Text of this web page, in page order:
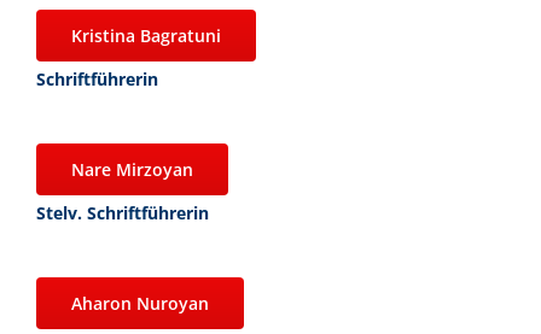
Kristina Bagratuni
Schriftführerin
Nare Mirzoyan
Stelv. Schriftführerin
Aharon Nuroyan